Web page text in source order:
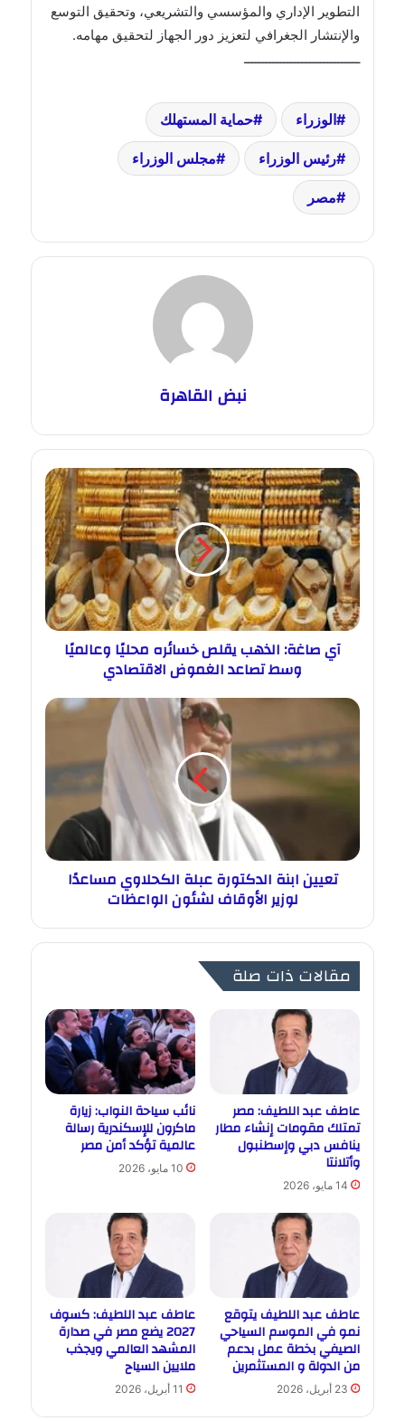
التطوير الإداري والمؤسسي والتشريعي، وتحقيق التوسع
والإنتشار الجغرافي لتعزيز دور الجهاز لتحقيق مهامه.
ــــــــــــــــــــــــــــــــ
الوزراء حماية المستهلك
رئيس الوزراء مجلس الوزراء
مصر
نبض القاهرة
آي صاغة: الذهب يقلص خسائره محليًا وعالميًا
وسط تصاعد الغموض الاقتصادي
تعيين ابنة الدكتورة عبلة الكحلاوي مساعدًا
لوزير الأوقاف لشئون الواعظات
مقالات ذات صلة
عاطف عبد اللطيف: مصر
تمتلك مقومات إنشاء مطار
ينافس دبي وإسطنبول
وأتلانتا
14 مايو، 2026
نائب سياحة النواب: زيارة
ماكرون للإسكندرية رسالة
عالمية تؤكد أمن مصر
10 مايو، 2026
عاطف عبد اللطيف يتوقع
نمو في الموسم السياحي
الصيفي بخطة عمل بدعم
من الدولة و المستثمرين
23 أبريل، 2026
عاطف عبد اللطيف: كسوف
2027 يضع مصر في صدارة
المشهد العالمي ويجذب
ملايين السياح
11 أبريل، 2026